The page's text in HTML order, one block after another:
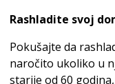
Rashladite svoj
Pokušajte da
naročito ukoliko u
starije od 60